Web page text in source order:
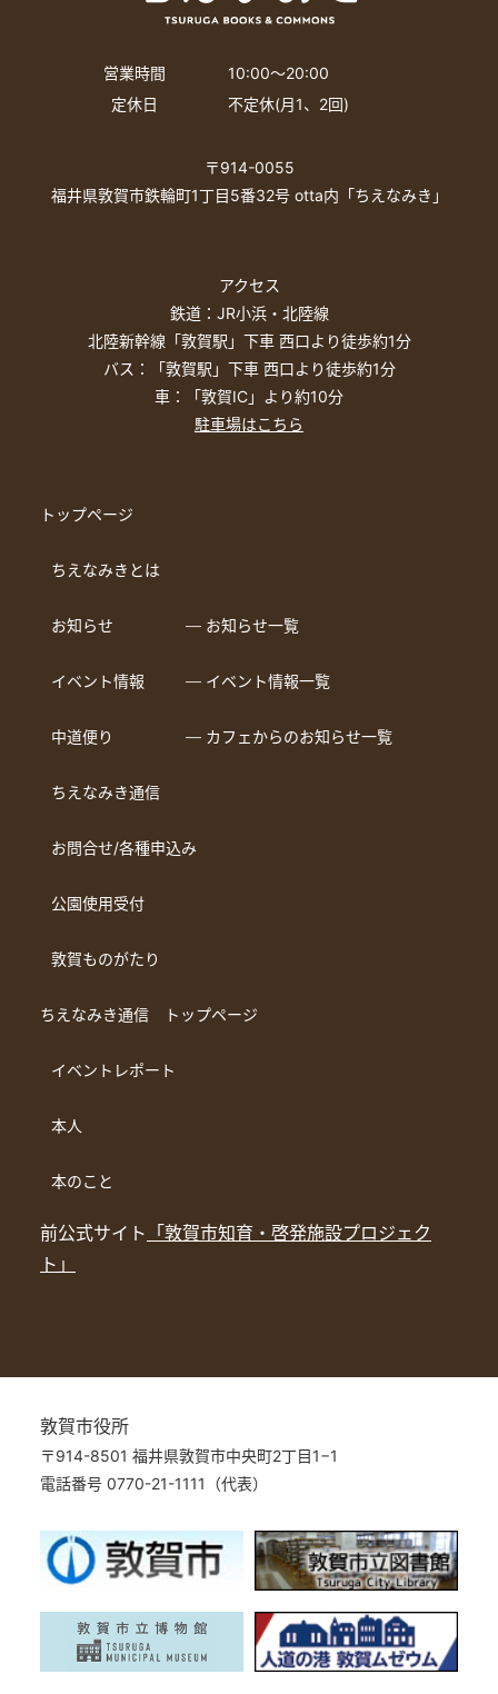
営業時間
10:00〜20:00
定休日
不定休(月1、2回)
〒914-0055
福井県敦賀市鉄輪町1丁目5番32号 otta内「ちえなみき」
アクセス
鉄道：JR小浜・北陸線
北陸新幹線「敦賀駅」下車 西口より徒歩約1分
バス：「敦賀駅」下車 西口より徒歩約1分
車：「敦賀IC」より約10分
駐車場はこちら
トップページ
ちえなみきとは
お知らせ ― お知らせ一覧
イベント情報 ― イベント情報一覧
中道便り ― カフェからのお知らせ一覧
ちえなみき通信
お問合せ/各種申込み
公園使用受付
敦賀ものがたり
ちえなみき通信 トップページ
イベントレポート
本人
本のこと
前公式サイト 「敦賀市知育・啓発施設プロジェク
ト」
敦賀市役所
〒914-8501 福井県敦賀市中央町2丁目1−1
電話番号 0770-21-1111（代表）